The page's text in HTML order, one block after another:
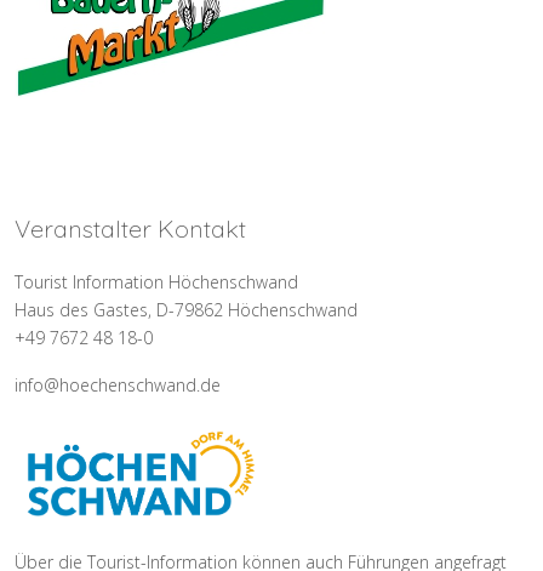
Veranstalter Kontakt
Tourist Information Höchenschwand
Haus des Gastes, D-79862 Höchenschwand
+49 7672 48 18-0
info@hoechenschwand.de
Über die Tourist-Information können auch Führungen angefragt